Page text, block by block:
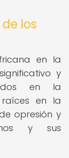
los
en la
y
en la
en la
opresión y
y sus